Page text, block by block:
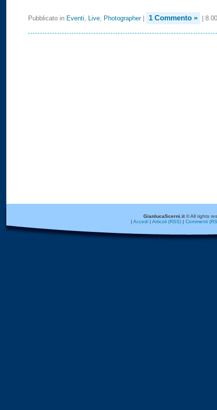
Pubblicato in Eventi Live Photographer| 1 Commento » |
GianlucaScerni.it© All rights
| Accedi| Articoli (RSS)| Commenti